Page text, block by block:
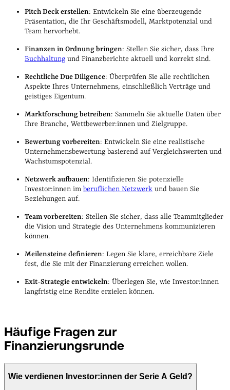
Pitch Deck erstellen: Entwickeln Sie eine überzeugende
Präsentation, die Ihr Geschäftsmodell, Marktpotenzial und
Team hervorhebt.
Finanzen in Ordnung bringen: Stellen Sie sicher, dass Ihre
Buchhaltung und Finanzberichte aktuell und korrekt sind.
Rechtliche Due Diligence: Überprüfen Sie alle rechtlichen
Aspekte Ihres Unternehmens, einschließlich Verträge und
geistiges Eigentum.
Marktforschung betreiben: Sammeln Sie aktuelle Daten über
Ihre Branche, Wettbewerber:innen und Zielgruppe.
Bewertung vorbereiten: Entwickeln Sie eine realistische
Unternehmensbewertung basierend auf Vergleichswerten und
Wachstumspotenzial.
Netzwerk aufbauen: Identifizieren Sie potenzielle
Investor:innen im beruflichen Netzwerk und bauen Sie
Beziehungen auf.
Team vorbereiten: Stellen Sie sicher, dass alle Teammitglieder
die Vision und Strategie des Unternehmens kommunizieren
können.
Meilensteine definieren: Legen Sie klare, erreichbare Ziele
fest, die Sie mit der Finanzierung erreichen wollen.
Exit-Strategie entwickeln: Überlegen Sie, wie Investor:innen
langfristig eine Rendite erzielen können.
Häufige Fragen zur
Finanzierungsrunde
Wie verdienen Investor:innen der Serie A Geld?